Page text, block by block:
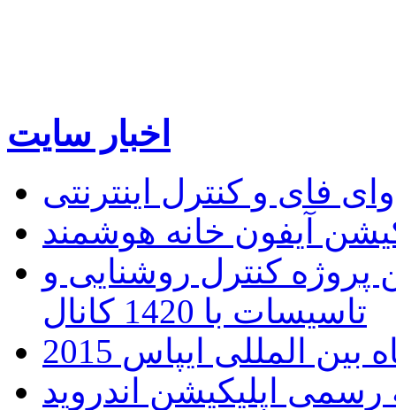
اخبار سایت
فای و کنترل اینترنتی
پروژه کنترل روشنایی و
تاسیسات با 1420 کانال
المللی ایپاس 2015